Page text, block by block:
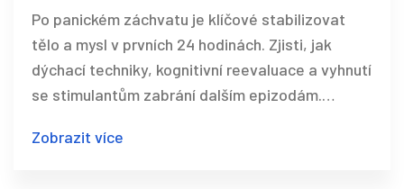
Po panickém záchvatu je klíčové stabilizovat
tělo a mysl v prvních 24 hodinách. Zjisti, jak
dýchací techniky, kognitivní reevaluace a vyhnutí
se stimulantům zabrání dalším epizodám.
Zobrazit více